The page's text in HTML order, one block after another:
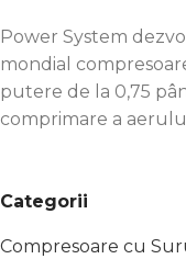
Power System
mondial
putere de la 0,75
comprimare a
Categorii
Compresoare cu